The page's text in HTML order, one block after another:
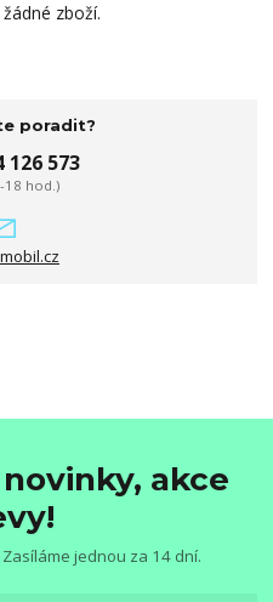
zboží.
poradit?
126 573
18 hod.)
akce
jednou za 14 dní.